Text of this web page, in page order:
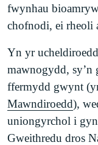
fwynhau
chofnodi, ei rheoli
Yn yr
mawnogydd, sy’n
ffermydd gwynt
Mawndiroedd),
uniongyrchol i
Gweithredu dros